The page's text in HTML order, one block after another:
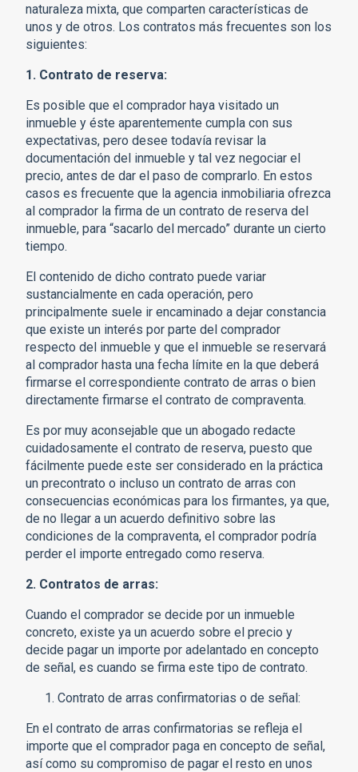
naturaleza mixta, que comparten características de
unos y de otros. Los contratos más frecuentes son los
siguientes:
1. Contrato de reserva:
Es posible que el comprador haya visitado un
inmueble y éste aparentemente cumpla con sus
expectativas, pero desee todavía revisar la
documentación del inmueble y tal vez negociar el
precio, antes de dar el paso de comprarlo. En estos
casos es frecuente que la agencia inmobiliaria ofrezca
al comprador la firma de un contrato de reserva del
inmueble, para “sacarlo del mercado” durante un cierto
tiempo.
El contenido de dicho contrato puede variar
sustancialmente en cada operación, pero
principalmente suele ir encaminado a dejar constancia
que existe un interés por parte del comprador
respecto del inmueble y que el inmueble se reservará
al comprador hasta una fecha límite en la que deberá
firmarse el correspondiente contrato de arras o bien
directamente firmarse el contrato de compraventa.
Es por muy aconsejable que un abogado redacte
cuidadosamente el contrato de reserva, puesto que
fácilmente puede este ser considerado en la práctica
un precontrato o incluso un contrato de arras con
consecuencias económicas para los firmantes, ya que,
de no llegar a un acuerdo definitivo sobre las
condiciones de la compraventa, el comprador podría
perder el importe entregado como reserva.
2. Contratos de arras:
Cuando el comprador se decide por un inmueble
concreto, existe ya un acuerdo sobre el precio y
decide pagar un importe por adelantado en concepto
de señal, es cuando se firma este tipo de contrato.
Contrato de arras confirmatorias o de señal:
En el contrato de arras confirmatorias se refleja el
importe que el comprador paga en concepto de señal,
así como su compromiso de pagar el resto en unos